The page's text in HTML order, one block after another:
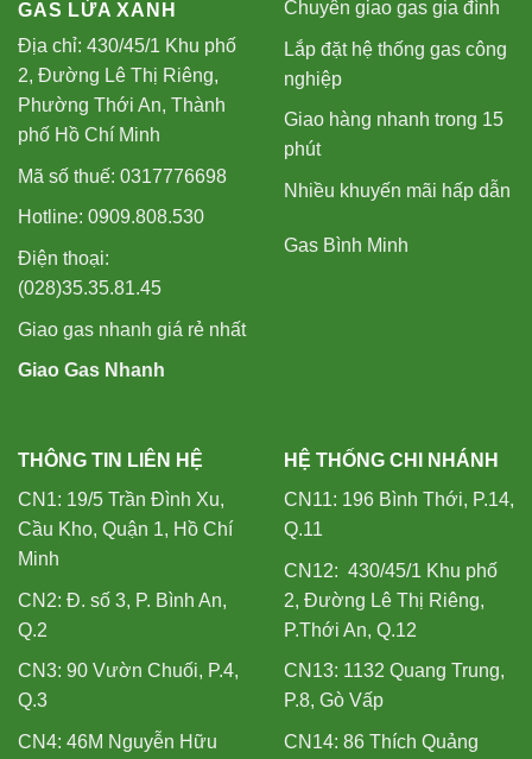
GAS LỬA XANH
Địa chỉ: 430/45/1 Khu phố
2, Đường Lê Thị Riêng,
Phường Thới An, Thành
phố Hồ Chí Minh
Mã số thuế: 0317776698
Hotline: 0909.808.530
Điện thoại:
(028)35.35.81.45
Giao gas nhanh giá rẻ nhất
Giao Gas Nhanh
Chuyên giao gas gia đình
Lắp đặt hệ thống gas công
nghiệp
Giao hàng nhanh trong 15
phút
Nhiều khuyến mãi hấp dẫn
Gas Bình Minh
THÔNG TIN LIÊN HỆ
CN1: 19/5 Trần Đình Xu,
Cầu Kho, Quận 1, Hồ Chí
Minh
CN2: Đ. số 3, P. Bình An,
Q.2
CN3: 90 Vườn Chuối, P.4,
Q.3
CN4: 46M Nguyễn Hữu
HỆ THỐNG CHI NHÁNH
CN11: 196 Bình Thới, P.14,
Q.11
CN12: 430/45/1 Khu phố
2, Đường Lê Thị Riêng,
P.Thới An, Q.12
CN13: 1132 Quang Trung,
P.8, Gò Vấp
CN14: 86 Thích Quảng